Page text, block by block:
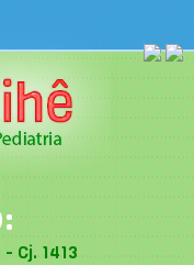
Cj. 1413